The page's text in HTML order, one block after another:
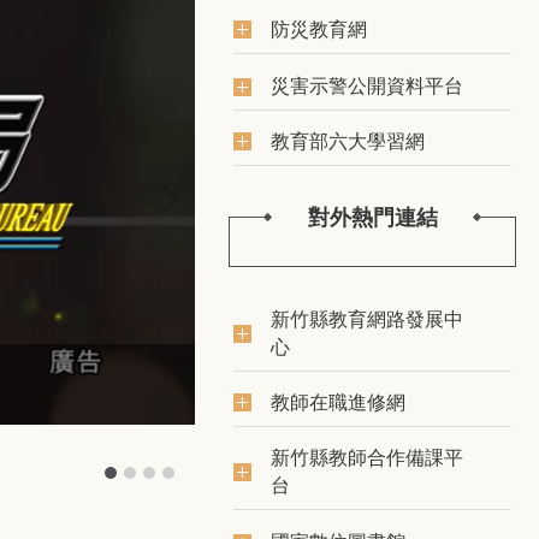
點擊圖示即可觀看影片。
防災教育網
災害示警公開資料平台
教育部六大學習網
對外熱門連結
新竹縣教育網路發展中
心
教師在職進修網
新竹縣教師合作備課平
台